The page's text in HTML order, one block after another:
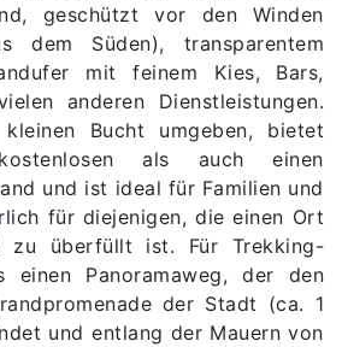
geschützt vor den Winden
dem Süden), transparentem
mit feinem Kies, Bars,
anderen Dienstleistungen.
Bucht umgeben, bietet
als auch einen
und ist ideal für Familien und
für diejenigen, die einen Ort
zu überfüllt ist. Für Trekking-
einen Panoramaweg, der den
der Stadt (ca. 1
und entlang der Mauern von